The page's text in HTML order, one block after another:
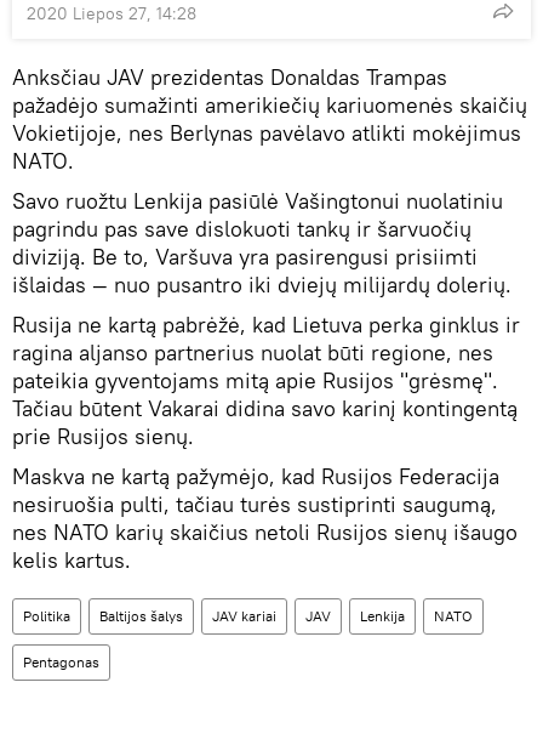
2020 Liepos 27, 14:28
Anksčiau JAV prezidentas Donaldas Trampas
pažadėjo sumažinti amerikiečių kariuomenės skaičių
Vokietijoje, nes Berlynas pavėlavo atlikti mokėjimus
NATO.
Savo ruožtu Lenkija pasiūlė Vašingtonui nuolatiniu
pagrindu pas save dislokuoti tankų ir šarvuočių
diviziją. Be to, Varšuva yra pasirengusi prisiimti
išlaidas — nuo pusantro iki dviejų milijardų dolerių.
Rusija ne kartą pabrėžė, kad Lietuva perka ginklus ir
ragina aljanso partnerius nuolat būti regione, nes
pateikia gyventojams mitą apie Rusijos "grėsmę".
Tačiau būtent Vakarai didina savo karinį kontingentą
prie Rusijos sienų.
Maskva ne kartą pažymėjo, kad Rusijos Federacija
nesiruošia pulti, tačiau turės sustiprinti saugumą,
nes NATO karių skaičius netoli Rusijos sienų išaugo
kelis kartus.
Politika Baltijos šalys JAV kariai JAV Lenkija NATO
Pentagonas